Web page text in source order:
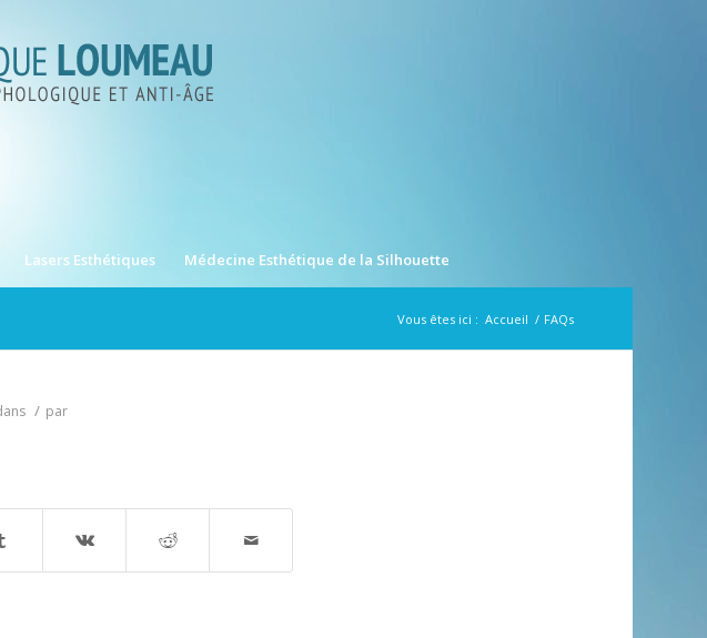
Lasers Esthétiques Médecine Esthétique de la Silhouette
Vous êtes ici : Accueil / FAQs
/ par